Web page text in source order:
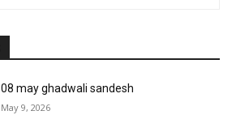
08 may ghadwali sandesh
May 9, 2026